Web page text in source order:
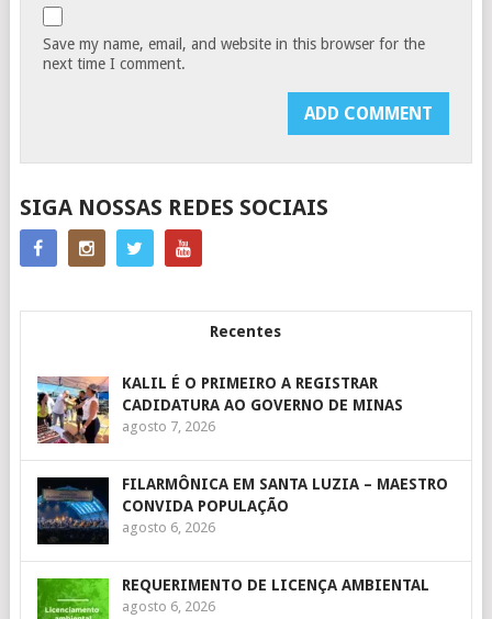
Save my name, email, and website in this browser for the
next time I comment.
SIGA NOSSAS REDES SOCIAIS
Recentes
KALIL É O PRIMEIRO A REGISTRAR
CADIDATURA AO GOVERNO DE MINAS
agosto 7, 2026
FILARMÔNICA EM SANTA LUZIA – MAESTRO
CONVIDA POPULAÇÃO
agosto 6, 2026
REQUERIMENTO DE LICENÇA AMBIENTAL
agosto 6, 2026